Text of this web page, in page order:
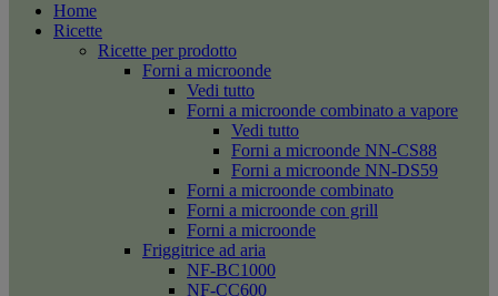
Home
Ricette
Ricette per prodotto
Forni a microonde
Vedi tutto
Forni a microonde combinato a vapore
Vedi tutto
Forni a microonde NN-CS88
Forni a microonde NN-DS59
Forni a microonde combinato
Forni a microonde con grill
Forni a microonde
Friggitrice ad aria
NF-BC1000
NF-CC600